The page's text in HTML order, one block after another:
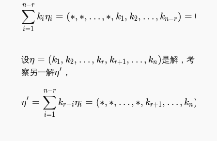
i=1
∑
n−r
ki ηi = (∗, ∗, … , ∗, k1, k2, … , kn−r ) = 0
设\eta=
(k_1,k_2,\dots,k_r,k_{r+1},\dots,k_{n})
η = (k1, k2, … , kr, kr+1, … , kn )是解，考
察另一解\eta'
η′ ，
η′ =
i=1
∑
n−r
kr+iηi = (∗, ∗, … , ∗, kr+1, … , kn )